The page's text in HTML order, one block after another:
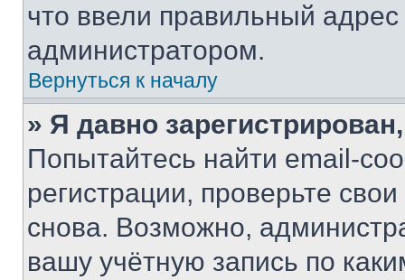
что ввели правильный адрес
администратором.
Вернуться к началу
» Я давно
Попытайтесь найти email-
регистрации, проверьте
снова. Возможно,
вашу учётную запись по